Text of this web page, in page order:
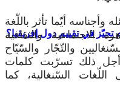
تحيّز في تقييم دول إفريقيا؟
وأجناسه أيّما تأثر باللّغة
والثقافية
والتّجّار والسّيّاح
ذلك تسرّبت كلمات
السّنغالية، كما